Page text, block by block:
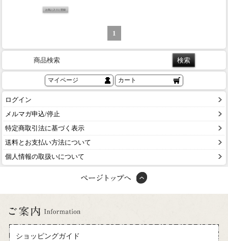
1
商品検索
マイページ カート
ログイン
メルマガ申込/停止
特定商取引法に基づく表示
送料とお支払い方法について
個人情報の取扱いについて
ショッピングガイド